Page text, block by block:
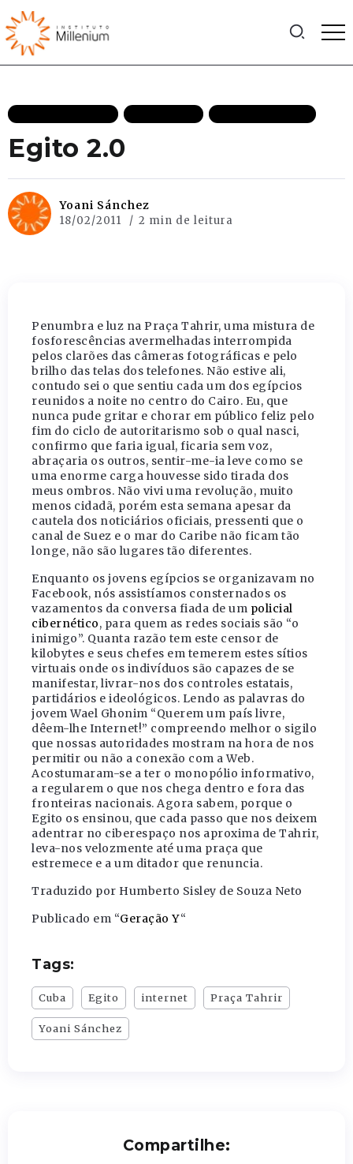
Egito 2.0
Yoani Sánchez
18/02/2011 2 min de leitura
Penumbra e luz na Praça Tahrir, uma mistura de
fosforescências avermelhadas interrompida
pelos clarões das câmeras fotográficas e pelo
brilho das telas dos telefones. Não estive ali,
contudo sei o que sentiu cada um dos egípcios
reunidos a noite no centro do Cairo. Eu, que
nunca pude gritar e chorar em público feliz pelo
fim do ciclo de autoritarismo sob o qual nasci,
confirmo que faria igual, ficaria sem voz,
abraçaria os outros, sentir-me-ia leve como se
uma enorme carga houvesse sido tirada dos
meus ombros. Não vivi uma revolução, muito
menos cidadã, porém esta semana apesar da
cautela dos noticiários oficiais, pressenti que o
canal de Suez e o mar do Caribe não ficam tão
longe, não são lugares tão diferentes.
Enquanto os jovens egípcios se organizavam no
Facebook, nós assistíamos consternados os
vazamentos da conversa fiada de um policial
cibernético, para quem as redes sociais são “o
inimigo”. Quanta razão tem este censor de
kilobytes e seus chefes em temerem estes sítios
virtuais onde os indivíduos são capazes de se
manifestar, livrar-nos dos controles estatais,
partidários e ideológicos. Lendo as palavras do
jovem Wael Ghonim “Querem um país livre,
dêem-lhe Internet!” compreendo melhor o sigilo
que nossas autoridades mostram na hora de nos
permitir ou não a conexão com a Web.
Acostumaram-se a ter o monopólio informativo,
a regularem o que nos chega dentro e fora das
fronteiras nacionais. Agora sabem, porque o
Egito os ensinou, que cada passo que nos deixem
adentrar no ciberespaço nos aproxima de Tahrir,
leva-nos velozmente até uma praça que
estremece e a um ditador que renuncia.
Traduzido por Humberto Sisley de Souza Neto
Publicado em “Geração Y“
Tags:
Cuba Egito internet Praça Tahrir
Yoani Sánchez
Compartilhe: